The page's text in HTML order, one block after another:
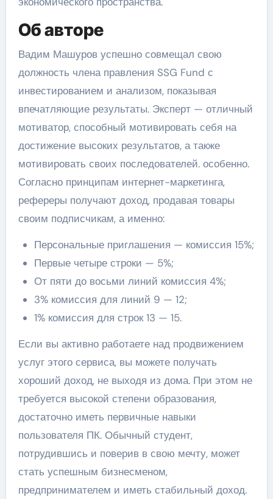
Об авторе
Вадим Машуров успешно совмещал свою
должность члена правления SSG Fund с
инвестированием и анализом, показывая
впечатляющие результаты. Эксперт — отличный
мотиватор, способный мотивировать себя на
достижение высоких результатов, а также
мотивировать своих последователей. особенно.
Согласно принципам интернет-маркетинга,
рефереры получают доход, продавая товары
своим подписчикам, а именно:
Персональные приглашения — комиссия 15%;
Первые четыре строки — 5%;
От пяти до восьми линий комиссия 4%;
3% комиссия для линий 9 — 12;
1% комиссия для строк 13 — 15.
Если вы активно работаете над продвижением
услуг этого сервиса, вы можете получать
хороший доход, не выходя из дома. При этом не
требуется высокой степени образования,
достаточно иметь первичные навыки
пользователя ПК. Обычный студент,
потрудившись и поверив в свою мечту, может
стать успешным бизнесменом,
предпринимателем и иметь стабильный доход.